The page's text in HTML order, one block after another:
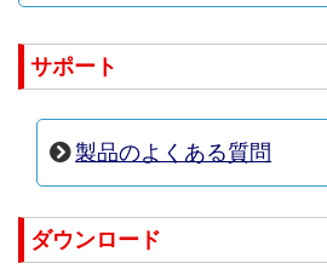
サポート
製品のよくある質問
ダウンロード